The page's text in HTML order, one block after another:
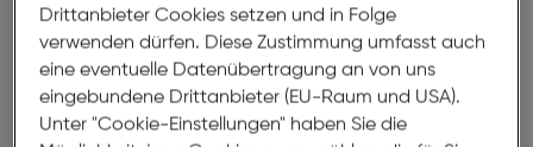
bestens geschützt.
Das Backcover lenkt nicht vom Handy-Design ab
und bringt trotzdem alles mit, was guter
Handyschutz braucht.
Drittanbieter Cookies setzen und in Folge
verwenden dürfen. Diese Zustimmung umfasst auch
eine eventuelle Datenübertragung an von uns
eingebundene Drittanbieter (EU-Raum und USA).
Unter "Cookie-Einstellungen" haben Sie die